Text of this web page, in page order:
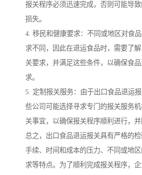
报关程序必须迅速完成，否则可能导
损失。
4. 移民和健康要求：不同或地区对食
求不同，因此在退运食品时，需要了
关要求，并满足这些条件，以确保食
求。
5. 定制报关服务：由于出口食品退运
些公司可能选择寻求专门的报关服务
关事宜，以确保报关程序顺利进行，并
总之，出口食品退运报关具有严格的
手续、时间和成本的压力、不同或地
求等特点。为了顺利完成报关程序，